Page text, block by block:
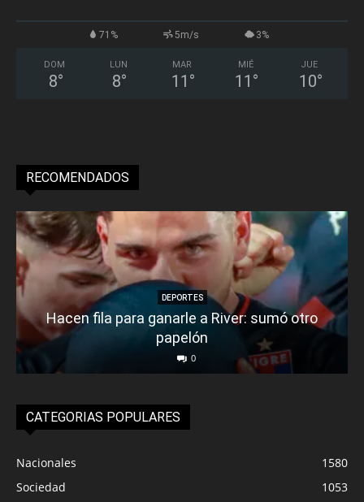
71% 5m/s 3%
DOM
8°
LUN
8°
MAR
11 °
MIÉ
11 °
JUE
10°
RECOMENDADOS
DEPORTES
Hacen fila para ganarle a River: sumó otro
papelón
0
CATEGORIAS POPULARES
Nacionales
1580
Sociedad
1053